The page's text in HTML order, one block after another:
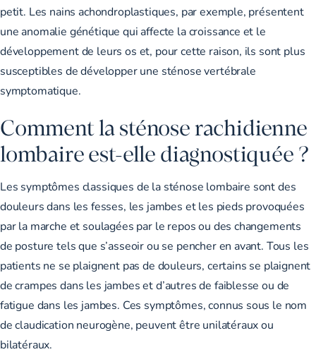
petit. Les nains achondroplastiques, par exemple, présentent
une anomalie génétique qui affecte la croissance et le
développement de leurs os et, pour cette raison, ils sont plus
susceptibles de développer une sténose vertébrale
symptomatique.
Comment la sténose rachidienne
lombaire est-elle diagnostiquée ?
Les symptômes classiques de la sténose lombaire sont des
douleurs dans les fesses, les jambes et les pieds provoquées
par la marche et soulagées par le repos ou des changements
de posture tels que s’asseoir ou se pencher en avant. Tous les
patients ne se plaignent pas de douleurs, certains se plaignent
de crampes dans les jambes et d’autres de faiblesse ou de
fatigue dans les jambes. Ces symptômes, connus sous le nom
de claudication neurogène, peuvent être unilatéraux ou
bilatéraux.